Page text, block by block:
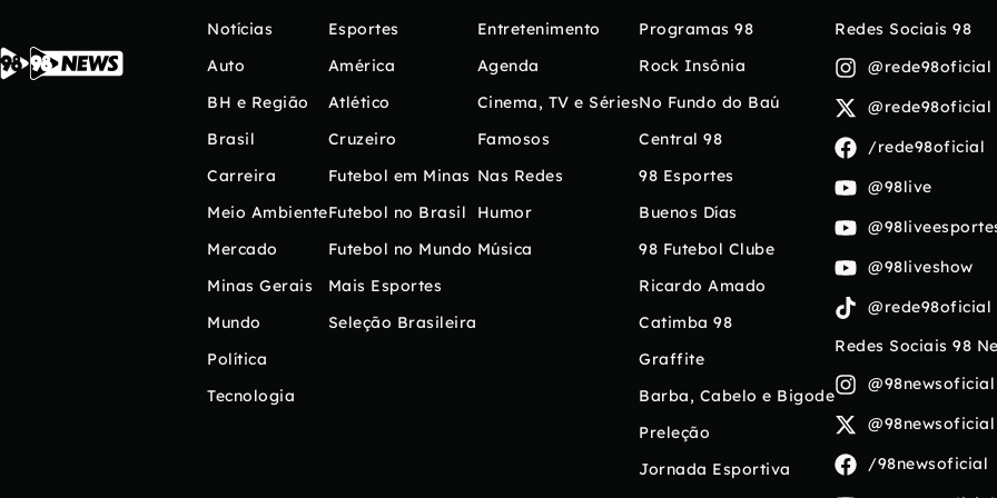
Notícias
Auto
BH e Região
Brasil
Carreira
Meio Ambiente
Mercado
Minas Gerais
Mundo
Política
Tecnologia
Esportes
América
Atlético
Cruzeiro
Futebol em Minas
Futebol no Brasil
Futebol no Mundo
Mais Esportes
Seleção Brasileira
Entretenimento
Agenda
Cinema, TV e Séries
Famosos
Nas Redes
Humor
Música
Programas 98
Rock Insônia
No Fundo do Baú
Central 98
98 Esportes
Buenos Días
98 Futebol Clube
Ricardo Amado
Catimba 98
Graffite
Barba, Cabelo e Bigode
Preleção
Jornada Esportiva
Redes Sociais 98
@rede98oficial
@rede98oficial
/rede98oficial
@98live
@98liveshow
@rede98oficial
Redes Sociais 98
@98newsoficial
@98newsoficial
/98newsoficial